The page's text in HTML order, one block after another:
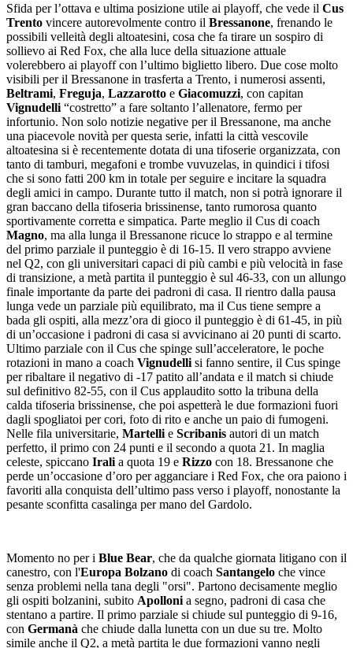
Sfida per l’ottava e ultima posizione utile ai playoff, che vede il Cus
Trento vincere autorevolmente contro il Bressanone, frenando le
possibili velleità degli altoatesini, cosa che fa tirare un sospiro di
sollievo ai Red Fox, che alla luce della situazione attuale
volerebbero ai playoff con l’ultimo biglietto libero. Due cose molto
visibili per il Bressanone in trasferta a Trento, i numerosi assenti,
Beltrami, Freguja, Lazzarotto e Giacomuzzi, con capitan
Vignudelli “costretto” a fare soltanto l’allenatore, fermo per
infortunio. Non solo notizie negative per il Bressanone, ma anche
una piacevole novità per questa serie, infatti la città vescovile
altoatesina si è recentemente dotata di una tifoserie organizzata, con
tanto di tamburi, megafoni e trombe vuvuzelas, in quindici i tifosi
che si sono fatti 200 km in totale per seguire e incitare la squadra
degli amici in campo. Durante tutto il match, non si potrà ignorare il
gran baccano della tifoseria brissinense, tanto rumorosa quanto
sportivamente corretta e simpatica. Parte meglio il Cus di coach
Magno, ma alla lunga il Bressanone ricuce lo strappo e al termine
del primo parziale il punteggio è di 16-15. Il vero strappo avviene
nel Q2, con gli universitari capaci di più cambi e più velocità in fase
di transizione, a metà partita il punteggio è sul 46-33, con un allungo
finale importante da parte dei padroni di casa. Il rientro dalla pausa
lunga vede un parziale più equilibrato, ma il Cus tiene sempre a
bada gli ospiti, alla mezz’ora di gioco il punteggio è di 61-45, in più
di un’occasione i padroni di casa si avvicinano ai 20 punti di scarto.
Ultimo parziale con il Cus che spinge sull’acceleratore, le poche
rotazioni in mano a coach Vignudelli si fanno sentire, il Cus spinge
per ribaltare il negativo di -17 patito all’andata e il match si chiude
sul definitivo 82-55, con il Cus applaudito sotto la tribuna della
calda tifoseria brissinense, che poi aspetterà le due formazioni fuori
dagli spogliatoi per cori, foto di rito e anche un paio di fumogeni.
Nelle fila universitarie, Martelli e Scribanis autori di un match
perfetto, il primo con 24 punti e il secondo a quota 21. In maglia
celeste, spiccano Irali a quota 19 e Rizzo con 18. Bressanone che
perde un’occasione d’oro per agganciare i Red Fox, che ora paiono i
favoriti alla conquista dell’ultimo pass verso i playoff, nonostante la
pesante sconfitta casalinga per mano del Gardolo.
Momento no per i Blue Bear, che da qualche giornata litigano con il
canestro, con l'Europa Bolzano di coach Santangelo che vince
senza problemi nella tana degli "orsi". Partono decisamente meglio
gli ospiti bolzanini, subito Apolloni a segno, padroni di casa che
stentano a partire. Il primo parziale si chiude sul punteggio di 9-16,
con Germanà che chiude dalla lunetta con un due su tre. Molto
simile anche il Q2, a metà partita le due formazioni vanno negli